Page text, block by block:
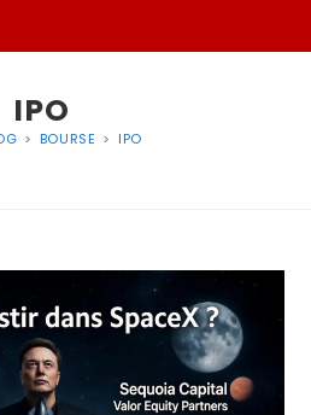
IPO
> BOURSE > IPO